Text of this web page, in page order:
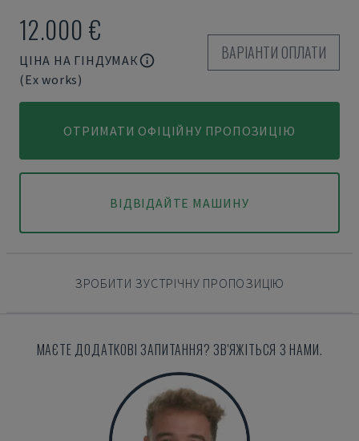
12.000 €
ЦІНА НА ГІНДУМАК
(Ex works)
ВАРІАНТИ ОПЛАТИ
ОТРИМАТИ ОФІЦІЙНУ ПРОПОЗИЦІЮ
ВІДВІДАЙТЕ МАШИНУ
ЗРОБИТИ ЗУСТРІЧНУ ПРОПОЗИЦІЮ
МАЄТЕ ДОДАТКОВІ ЗАПИТАННЯ? ЗВ'ЯЖІТЬСЯ З НАМИ.